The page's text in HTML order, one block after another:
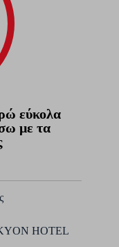
εύκολα
με τα
HOTEL